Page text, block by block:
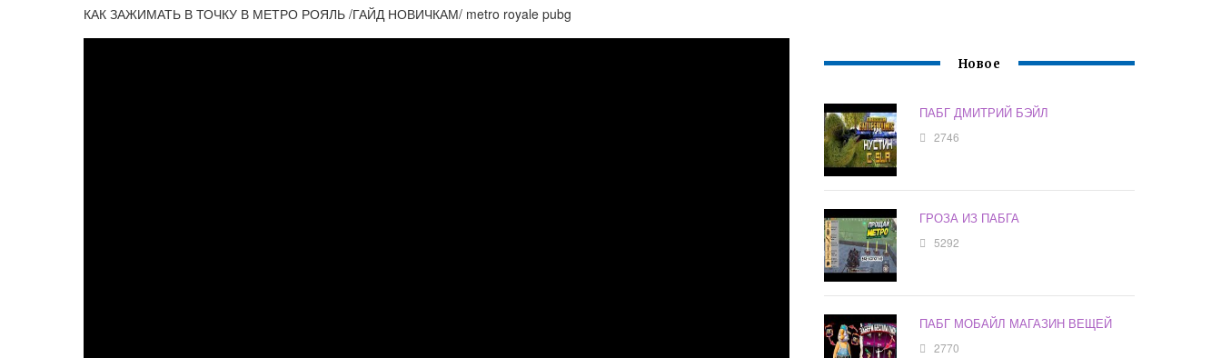
КАК ЗАЖИМАТЬ В ТОЧКУ В МЕТРО РОЯЛЬ /ГАЙД НОВИЧКАМ/ metro royale pubg
Новое
ПАБГ ДМИТРИЙ БЭЙЛ
2746
ГРОЗА ИЗ ПАБГА
5292
ПАБГ МОБАЙЛ МАГАЗИН ВЕЩЕЙ
2770